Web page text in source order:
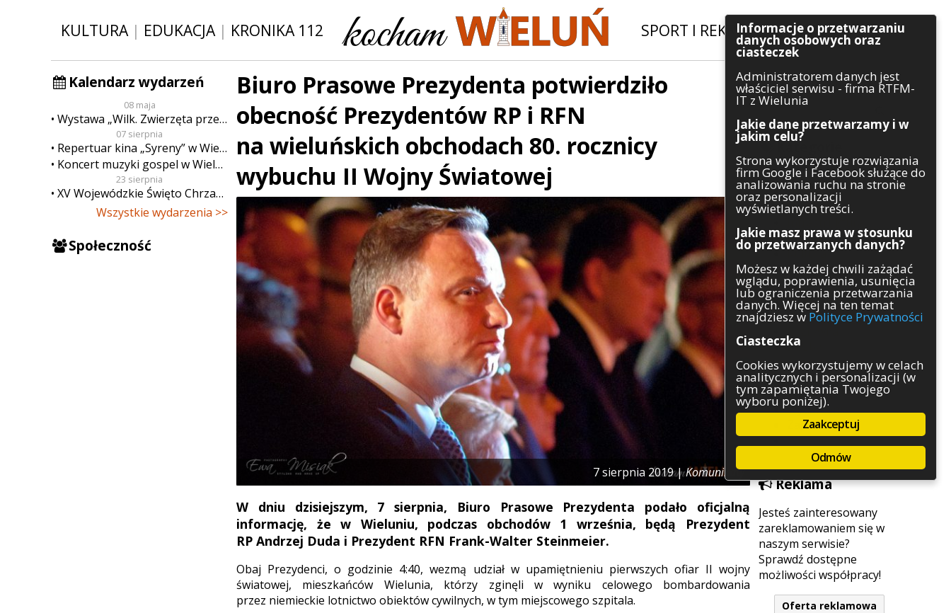
KULTURA| EDUKACJA| KRONIKA 112 SPORT I REKREACJA|INWESTYCJE
Kalendarz wydarzeń
08 maja
Wystawa „Wilk. Zwierzęta przeklęte”
07 sierpnia
Repertuar kina „Syreny” w Wieluniu w dn. od 7 do 13 sierpnia
Koncert muzyki gospel w Wieluniu
23 sierpnia
XV Wojewódzkie Święto Chrzanu
Wszystkie wydarzenia >>
Społeczność
Szukaj
Kategorie
Architektura
Gospodarka
Handel
Komunikaty
Kultura
Polityka
Pozostałe
Psychologia
Rolnictwo
Służby
Sport
Środowisko
Szkolnictwo
Wydarzenia
Zapowiedzi
Zdrowie
Reklama
Jesteś zainteresowany
zareklamowaniem się w
naszym serwisie?
Sprawdź dostępne
możliwości współpracy!
Oferta reklamowa
Biuro Prasowe Prezydenta potwierdziło
obecność Prezydentów RP i RFN
na wieluńskich obchodach 80. rocznicy
wybuchu II Wojny Światowej
7 sierpnia 2019 |Komunikaty
W dniu dzisiejszym, 7 sierpnia, Biuro Prasowe Prezydenta podało oficjalną
informację, że w Wieluniu, podczas obchodów 1 września, będą Prezydent
RP Andrzej Duda i Prezydent RFN Frank-Walter Steinmeier.
Obaj Prezydenci, o godzinie 4:40, wezmą udział w upamiętnieniu pierwszych ofiar II wojny
światowej, mieszkańców Wielunia, którzy zginęli w wyniku celowego bombardowania
przez niemieckie lotnictwo obiektów cywilnych, w tym miejscowego szpitala.
Informacje o przetwarzaniu
danych osobowych oraz
ciasteczek
Administratorem danych jest
właściciel serwisu - firma RTFM-
IT z Wielunia
Jakie dane przetwarzamy i w
jakim celu?
Strona wykorzystuje rozwiązania
firm Google i Facebook służące do
analizowania ruchu na stronie
oraz personalizacji
wyświetlanych treści.
Jakie masz prawa w stosunku
do przetwarzanych danych?
Możesz w każdej chwili zażądać
wglądu, poprawienia, usunięcia
lub ograniczenia przetwarzania
danych. Więcej na ten temat
znajdziesz w Polityce Prywatności
Ciasteczka
Cookies wykorzystujemy w celach
analitycznych i personalizacji (w
tym zapamiętania Twojego
wyboru poniżej).
Zaakceptuj
Odmów